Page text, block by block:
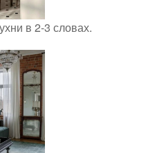
в 2-3 словах.